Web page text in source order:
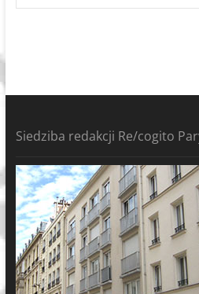
Siedziba redakcji Re/cogito